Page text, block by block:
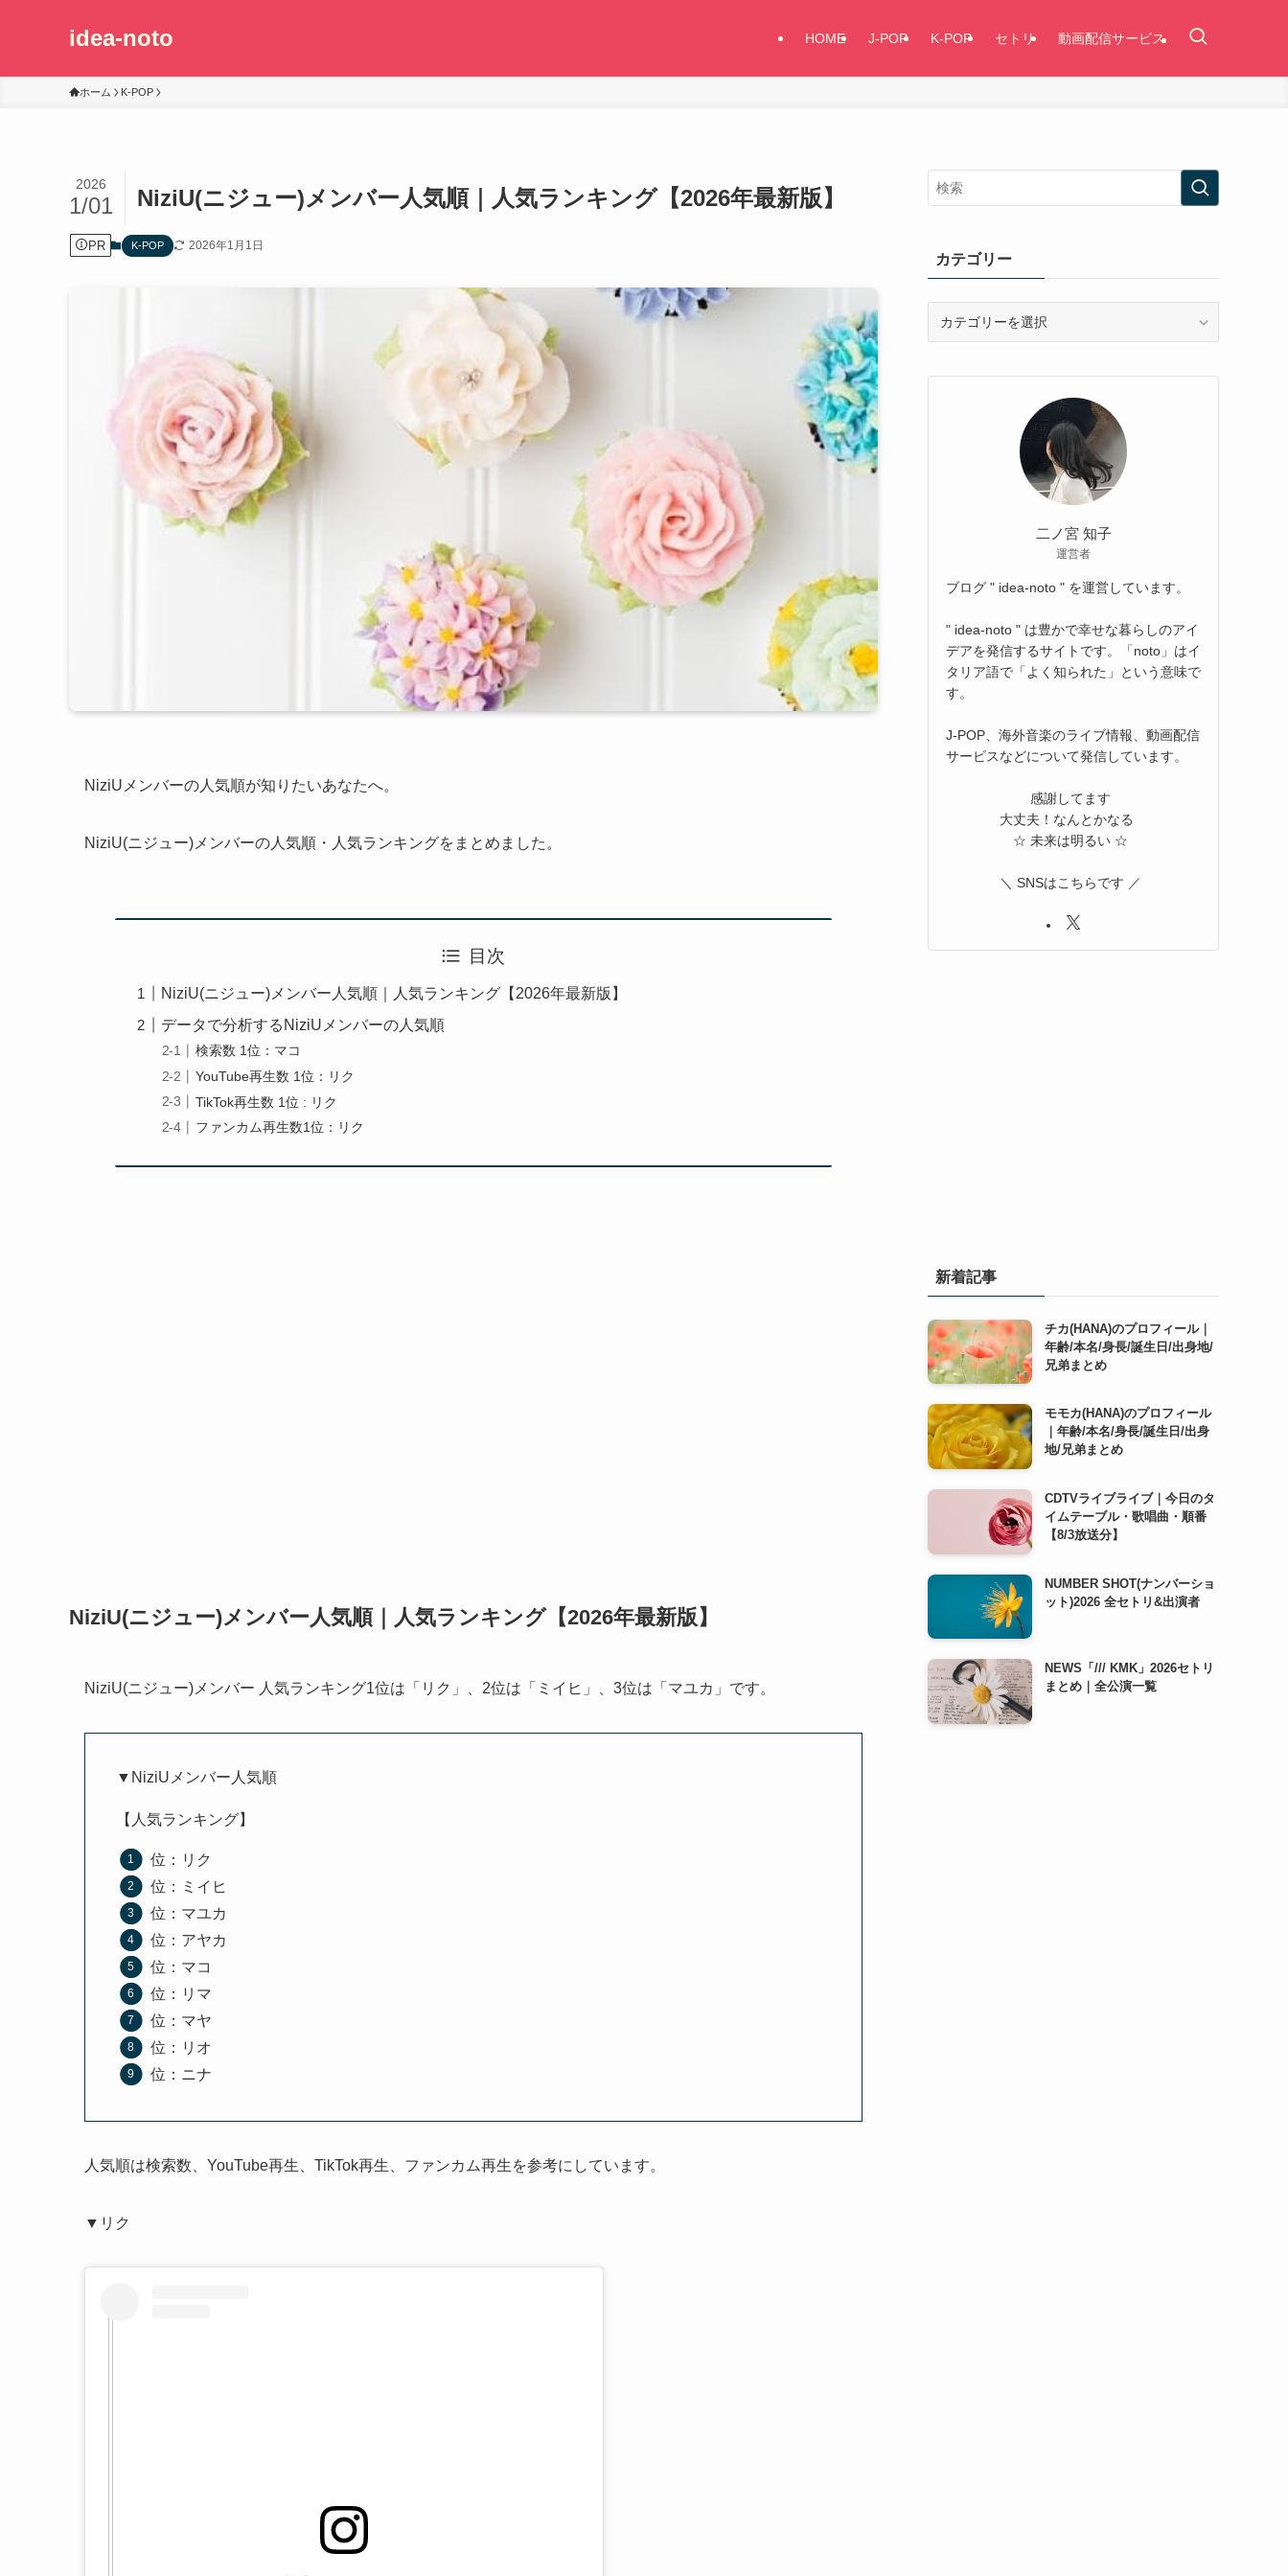
idea-noto HOME J-POP K-POP セトリ 動画配信サービス
ホーム K-POP
NiziU(ニジュー)メンバー人気順｜人気ランキング【2026年最新版】
2026
1/01
PR K-POP 2026年1月1日
NiziUメンバーの人気順が知りたいあなたへ。
NiziU(ニジュー)メンバーの人気順・人気ランキングをまとめました。
目次
NiziU(ニジュー)メンバー人気順｜人気ランキング【2026年最新版】
データで分析するNiziUメンバーの人気順
検索数 1位：マコ
YouTube再生数 1位：リク
TikTok再生数 1位 : リク
ファンカム再生数1位：リク
NiziU(ニジュー)メンバー人気順｜人気ランキング【2026年最新版】
NiziU(ニジュー)メンバー 人気ランキング1位は「リク」、2位は「ミイヒ」、3位は「マユカ」です。
▼NiziUメンバー人気順
【人気ランキング】
位：リク
位：ミイヒ
位：マユカ
位：アヤカ
位：マコ
位：リマ
位：マヤ
位：リオ
位：ニナ
人気順は検索数、YouTube再生、TikTok再生、ファンカム再生を参考にしています。
▼リク
カテゴリー
リ
二ノ宮 知子
運営者
ブログ " idea-noto " を運営しています。
" idea-noto " は豊かで幸せな暮らしのアイ
デアを発信するサイトです。「noto」はイ
タリア語で「よく知られた」という意味で
す。
J-POP、海外音楽のライブ情報、動画配信
サービスなどについて発信しています。
感謝してます
大丈夫！なんとかなる
☆ 未来は明るい ☆
＼ SNSはこちらです ／
新着記事
チカ(HANA)のプロフィール｜
年齢/本名/身長/誕生日/出身地/
兄弟まとめ
モモカ(HANA)のプロフィール
｜年齢/本名/身長/誕生日/出身
地/兄弟まとめ
CDTVライブライブ｜今日のタ
イムテーブル・歌唱曲・順番
【8/3放送分】
NUMBER SHOT(ナンバーショ
ット)2026 全セトリ&出演者
NEWS「/// KMK」2026セトリ
まとめ｜全公演一覧